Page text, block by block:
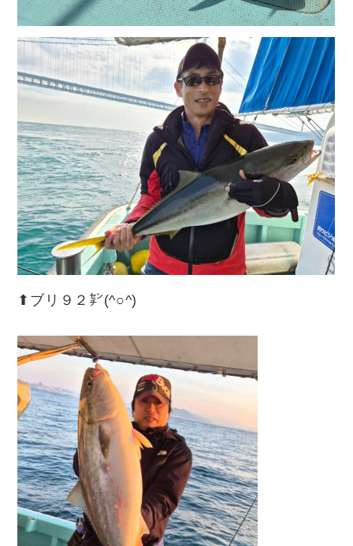
⬆︎ブリ９２㌢(^○^)